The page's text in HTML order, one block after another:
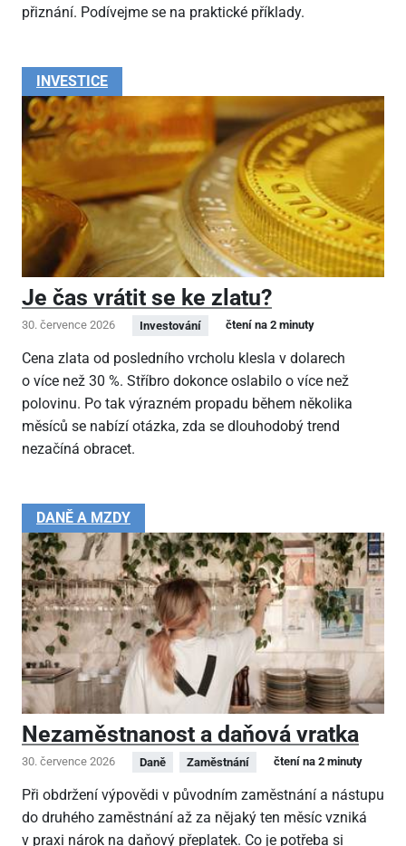
přiznání. Podívejme se na praktické příklady.
INVESTICE
Je čas vrátit se ke zlatu?
30. července 2026 Investování čtení na 2 minuty
Cena zlata od posledního vrcholu klesla v dolarech
o více než 30 %. Stříbro dokonce oslabilo o více než
polovinu. Po tak výrazném propadu během několika
měsíců se nabízí otázka, zda se dlouhodobý trend
nezačíná obracet.
DANĚ A MZDY
Nezaměstnanost a daňová vratka
30. července 2026 Daně Zaměstnání čtení na 2 minuty
Při obdržení výpovědi v původním zaměstnání a nástupu
do druhého zaměstnání až za nějaký ten měsíc vzniká
v praxi nárok na daňový přeplatek. Co je potřeba si